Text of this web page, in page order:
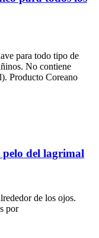
para todo tipo de
No contiene
Producto Coreano
del lagrimal
de los ojos.
por